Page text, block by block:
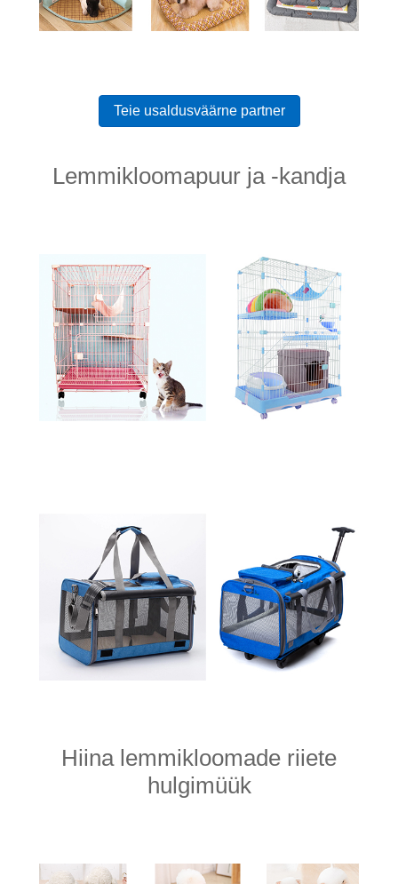
Teie usaldusväärne partner
Lemmikloomapuur ja -kandja
Hiina lemmikloomade riiete
hulgimüük